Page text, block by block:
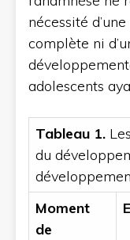
nécessité
complète ni
adolescents
Tableau 1.
du
Moment
de